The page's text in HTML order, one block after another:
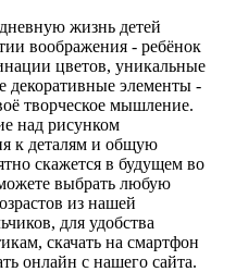
жизнь детей
воображения - ребёнок
цветов, уникальные
декоративные элементы -
творческое мышление.
над рисунком
к деталям и общую
скажется в будущем во
выбрать любую
из нашей
для удобства
скачать на смартфон
онлайн с нашего сайта.